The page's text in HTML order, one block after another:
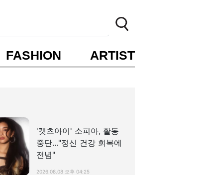
FASHION ARTIST
'캣츠아이' 소피아, 활동
중단…"정신 건강 회복에
전념"
2026.08.08 오후 04:25